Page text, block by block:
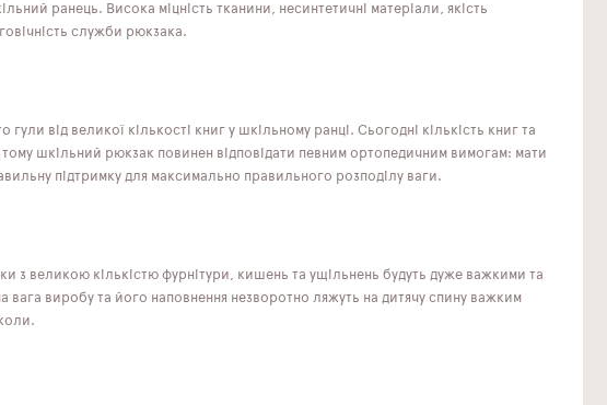
ранець. Висока міцність тканини, несинтетичні матеріали, якість
служби рюкзака.
від великої кількості книг у шкільному ранці. Сьогодні кількість книг та
шкільний рюкзак повинен відповідати певним ортопедичним вимогам: мати
підтримку для максимально правильного розподілу ваги.
з великою кількістю фурнітури, кишень та ущільнень будуть дуже важкими та
виробу та його наповнення незворотно ляжуть на дитячу спину важким